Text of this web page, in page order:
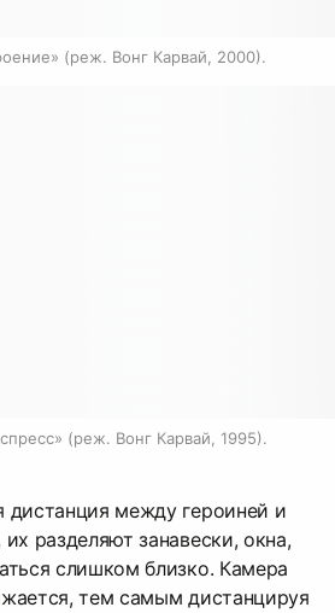
(реж. Вонг Карвай, 2000).
(реж. Вонг Карвай, 1995).
дистанция между героиней и
разделяют занавески, окна,
слишком близко. Камера
тем самым дистанцируя